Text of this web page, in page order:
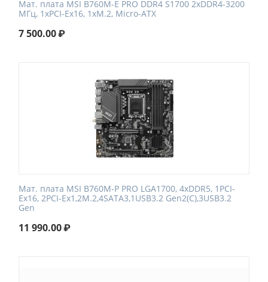
Мат. плата MSI B760M-E PRO DDR4 S1700 2xDDR4-3200
МГц, 1xPCI-Ex16, 1xM.2, Micro-ATX
7 500.00₽
Мат. плата MSI B760M-P PRO LGA1700, 4xDDR5, 1PCI-
Ex16, 2PCI-Ex1,2M.2,4SATA3,1USB3.2 Gen2(C),3USB3.2
Gen
11 990.00₽